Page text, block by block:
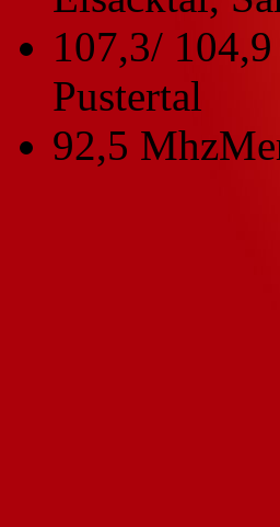
107,3/
Pustertal
92,5 Mhz